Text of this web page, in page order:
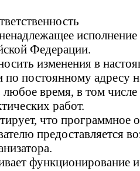
Федерации.
изменения в
постоянному адресу
время, в том
работ.
что
предоставляется
функционирование